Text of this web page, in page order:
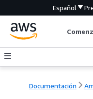
Español
Documentación